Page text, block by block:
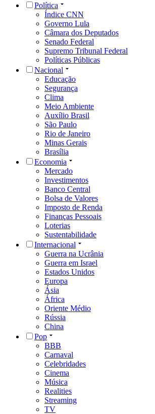
Política
Índice CNN
Governo Lula
Câmara dos Deputados
Senado Federal
Supremo Tribunal Federal
Políticas Públicas
Nacional
Educação
Segurança
Clima
Meio Ambiente
Auxílio Brasil
São Paulo
Rio de Janeiro
Minas Gerais
Brasília
Economia
Mercado
Investimentos
Banco Central
Bolsa de Valores
Imposto de Renda
Finanças Pessoais
Loterias
Sustentabilidade
Internacional
Guerra na Ucrânia
Guerra em Israel
Estados Unidos
Europa
Ásia
África
Oriente Médio
Rússia
China
Pop
BBB
Carnaval
Celebridades
Cinema
Música
Realities
Streaming
TV